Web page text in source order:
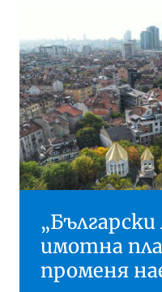
имотна
променя